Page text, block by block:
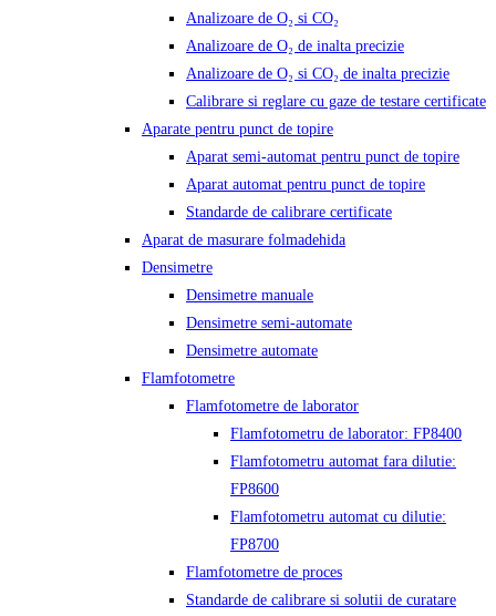
Analizoare de O₂ si CO₂
Analizoare de O₂ de inalta precizie
Analizoare de O₂ si CO₂ de inalta precizie
Calibrare si reglare cu gaze de testare certificate
Aparate pentru punct de topire
Aparat semi-automat pentru punct de topire
Aparat automat pentru punct de topire
Standarde de calibrare certificate
Aparat de masurare folmadehida
Densimetre
Densimetre manuale
Densimetre semi-automate
Densimetre automate
Flamfotometre
Flamfotometre de laborator
Flamfotometru de laborator: FP8400
Flamfotometru automat fara dilutie:
FP8600
Flamfotometru automat cu dilutie:
FP8700
Flamfotometre de proces
Standarde de calibrare si solutii de curatare